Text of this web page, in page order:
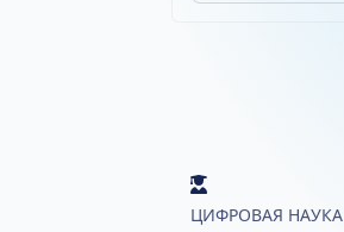
ЦИФРОВАЯ НАУКА